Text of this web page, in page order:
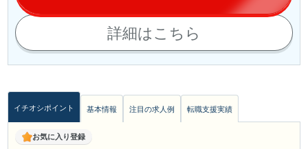
詳細はこちら
イチオシポイント 基本情報 注目の求人例 転職支援実績
お気に入り登録